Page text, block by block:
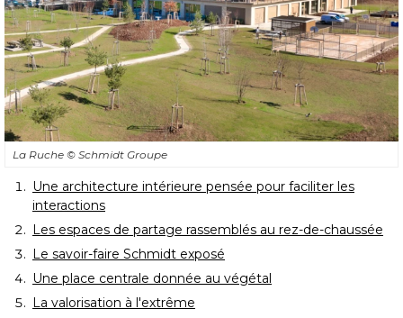
La Ruche © Schmidt Groupe
Une architecture intérieure pensée pour faciliter les
interactions
Les espaces de partage rassemblés au rez-de-chaussée
Le savoir-faire Schmidt exposé
Une place centrale donnée au végétal
La valorisation à l'extrême